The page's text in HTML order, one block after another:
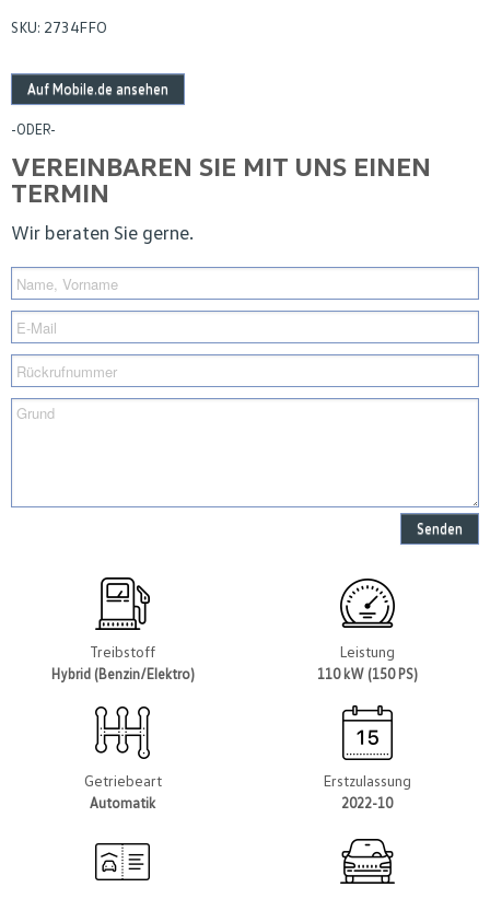
SKU: 2734FFO
Auf Mobile.de ansehen
-ODER-
VEREINBAREN SIE MIT UNS EINEN
TERMIN
Wir beraten Sie gerne.
Senden
Treibstoff
Hybrid (Benzin/Elektro)
Leistung
110 kW (150 PS)
Getriebeart
Automatik
Erstzulassung
2022-10